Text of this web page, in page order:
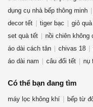
dụng cụ nhà bếp thông minh
decor tết
tiger bạc giỏ
set quà tết
nồi chiên không
áo dài cách tân
chivas 18
áo dài nam
câu đối tết nụ
Có thể bạn đang tìm
máy lọc không khí bếp từ